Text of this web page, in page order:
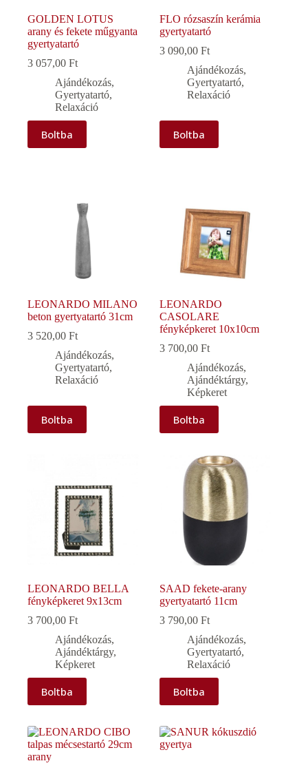
GOLDEN LOTUS
arany és fekete műgyanta
gyertyatartó
3 057,00 Ft
Ajándékozás,
Gyertyatartó,
Relaxáció
Boltba
FLO rózsaszín kerámia
gyertyatartó
3 090,00Ft
Ajándékozás,
Gyertyatartó,
Relaxáció
Boltba
LEONARDO MILANO
beton gyertyatartó 31cm
3 520,00 Ft
Ajándékozás,
Gyertyatartó,
Relaxáció
Boltba
LEONARDO
CASOLARE
fényképkeret 10x10cm
3 700,00Ft
Ajándékozás,
Ajándéktárgy,
Képkeret
Boltba
LEONARDO BELLA
fényképkeret 9x13cm
3 700,00 Ft
Ajándékozás,
Ajándéktárgy,
Képkeret
Boltba
SAAD fekete-arany
gyertyatartó 11cm
3 790,00Ft
Ajándékozás,
Gyertyatartó,
Relaxáció
Boltba